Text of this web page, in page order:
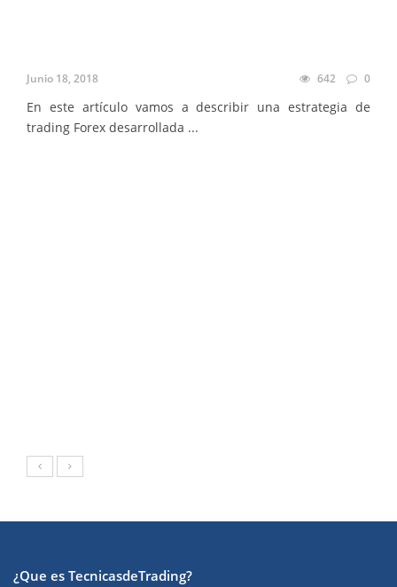
Junio 18, 2018 642 0
En este artículo vamos a describir una estrategia de
trading Forex desarrollada ...
¿Que es TecnicasdeTrading?